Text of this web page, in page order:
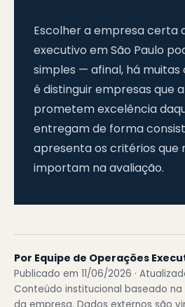
Escolher a empresa certa
executivo em São Paulo
simples — afinal, há muitas
é distinguir empresas que
prometem excelência
entregam de forma
apresenta os critérios que
importam na avaliação.
Por Equipe de Operações
Publicado em 11/06/2026 ·
Conteúdo institucional baseado